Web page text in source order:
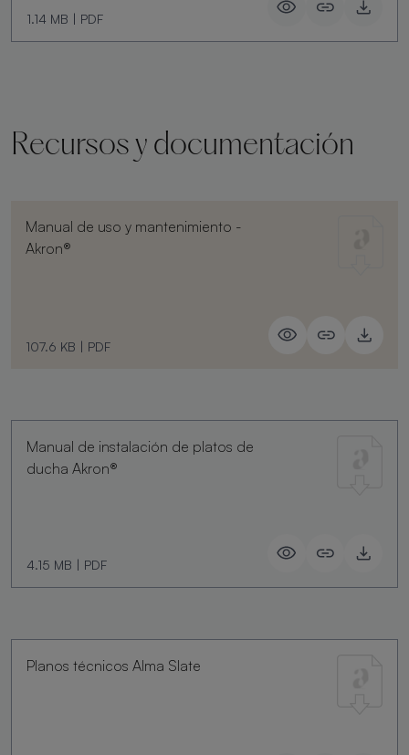
1.14 MB | PDF
Recursos y documentación
Manual de uso y mantenimiento -
Akron®
107.6 KB | PDF
Manual de instalación de platos de
ducha Akron®
4.15 MB | PDF
Planos técnicos Alma Slate